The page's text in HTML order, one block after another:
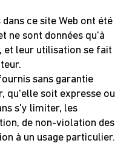
ce site Web ont été
ne sont données qu'à
leur utilisation se fait
sans garantie
qu'elle soit expresse ou
s'y limiter, les
de non-violation des
à un usage particulier.